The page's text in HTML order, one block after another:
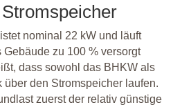
nominal 22 kW und läuft
zu 100 % versorgt
dass sowohl das BHKW als
den Stromspeicher laufen.
zuerst der relativ günstige